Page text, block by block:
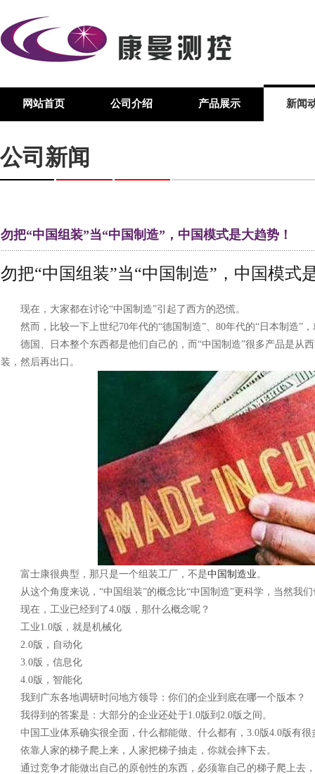
网站首页 公司介绍 产品展示 新闻
公司新闻
勿把“中国组装”当“中国制造”，中国模式是大趋势！
勿把“中国组装”当“中国制造”，中国模式
现在，大家都在讨论“中国制造”引起了西方的恐慌。
然而，比较一下上世纪70年代的“德国制造”、80年代的“日本制造”
德国、日本整个东西都是他们自己的，而“中国制造”很多产品是从
装，然后再出口。
富士康很典型，那只是一个组装工厂，不是中国制造业。
从这个角度来说，“中国组装”的概念比“中国制造”更科学，当然我们
现在，工业已经到了4.0版，那什么概念呢？
工业1.0版，就是机械化
2.0版，自动化
3.0版，信息化
4.0版，智能化
我到广东各地调研时问地方领导：你们的企业到底在哪一个版本？
我得到的答案是：大部分的企业还处于1.0版到2.0版之间。
中国工业体系确实很全面，什么都能做、什么都有，3.0版4.0版有很
依靠人家的梯子爬上来，人家把梯子抽走，你就会摔下去。
通过竞争才能做出自己的原创性的东西，必须靠自己的梯子爬上去